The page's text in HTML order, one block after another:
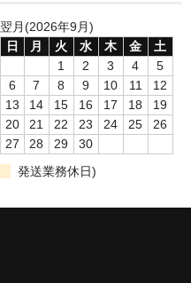
翌月(2026年9月)
日
月 火 水 木 金
土
1
2 3 4
5
6
7 8 9 10 11
12
13
14 15 16 17 18
19
20
21 22 23 24 25
26
27
28 29
30
発送業務休日)